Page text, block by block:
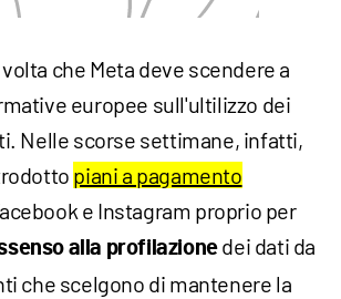
che Meta deve scendere a
europee sull'ultilizzo dei
Nelle scorse settimane, infatti,
piani a pagamento
e Instagram proprio per
alla profilazionedei dati da
che scelgono di mantenere la